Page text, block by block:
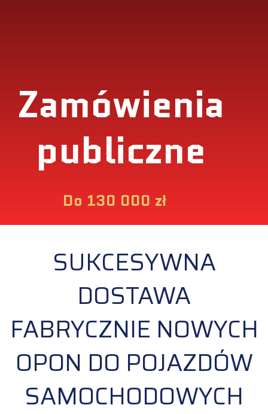
Zamówienia
publiczne
Do 130 000 zł
SUKCESYWNA
DOSTAWA
FABRYCZNIE NOWYCH
OPON DO POJAZDÓW
SAMOCHODOWYCH